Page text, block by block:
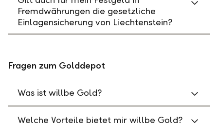
Fremdwährungen die gesetzliche
Einlagensicherung von Liechtenstein?
Fragen zum Golddepot
Was ist willbe Gold?
Welche Vorteile bietet mir willbe Gold?